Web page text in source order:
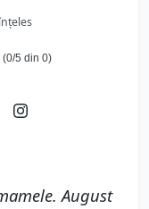
(0/5 din 0)
August